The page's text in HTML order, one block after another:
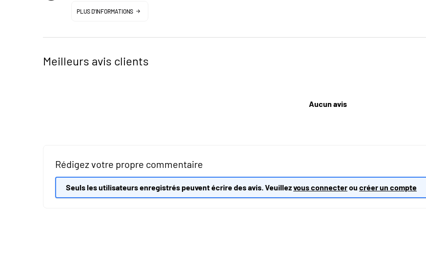
PLUS D'INFORMATIONS
Meilleurs avis clients
Aucun avis
Rédigez votre propre commentaire
Seuls les utilisateurs enregistrés peuvent écrire des avis. Veuillezvous connecterou créer un compte